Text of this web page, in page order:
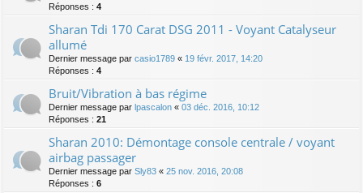
Réponses : 4
Sharan Tdi 170 Carat DSG 2011 - Voyant Catalyseur
allumé
Dernier message par casio1789 « 19 févr. 2017, 14:20
Réponses : 4
Bruit/Vibration à bas régime
Dernier message par lpascalon « 03 déc. 2016, 10:12
Réponses : 21
Sharan 2010: Démontage console centrale / voyant
airbag passager
Dernier message par Sly83 « 25 nov. 2016, 20:08
Réponses : 6